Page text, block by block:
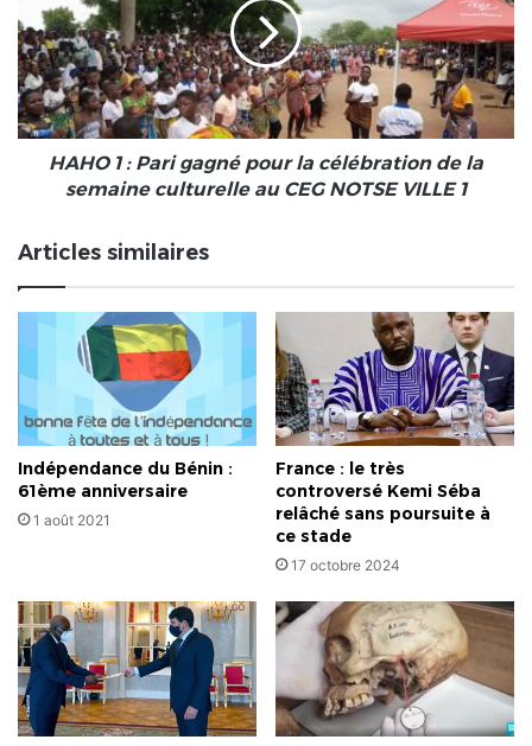
gagné
pour
la
célébration
de
la
semaine
culturelle
NOTSE
VILLE
1
HAHO 1 : Pari gagné pour la célébration de la
semaine culturelle au CEG NOTSE VILLE 1
Articles similaires
Indépendance du Bénin :
61ème anniversaire
1 août 2021
France : le très
controversé Kemi Séba
relâché sans poursuite à
ce stade
17 octobre 2024